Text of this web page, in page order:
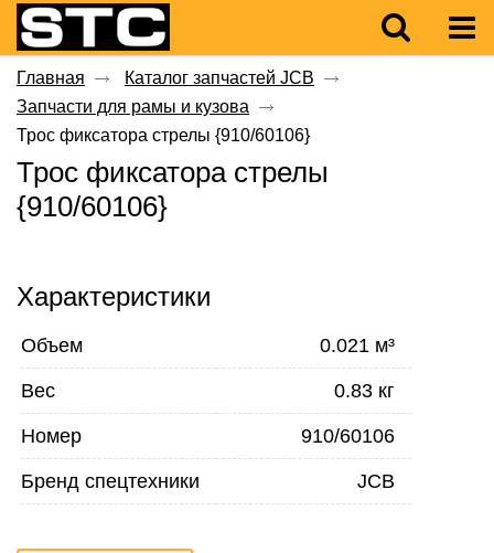
Главная
Каталог запчастей JCB
Запчасти для рамы и кузова
Трос фиксатора стрелы {910/60106}
Трос фиксатора стрелы
{910/60106}
Характеристики
Объем 0.021 м³
Вес 0.83 кг
Номер 910/60106
Бренд спецтехники JCB